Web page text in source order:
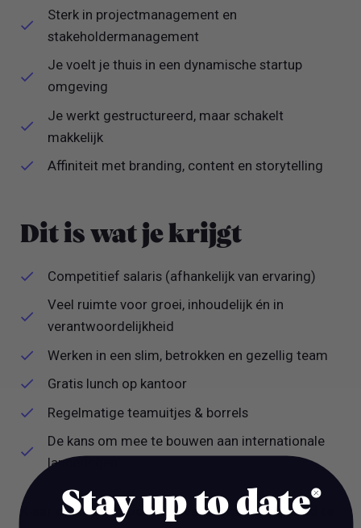
Sterk in projectmanagement en
stakeholdermanagement
Je voelt je thuis in een dynamische startup
omgeving
Je werkt gestructureerd, maar schakelt
makkelijk
Affiniteit met branding, content en storytelling
Dit is wat je krijgt
Competitief salaris (afhankelijk van ervaring)
Veel ruimte voor groei, inhoudelijk én in
verantwoordelijkheid
Werken in een slim, betrokken en gezellig team
Gratis lunch op kantoor
Regelmatige teamuitjes & borrels
De kans om mee te bouwen aan internationale
lanceringen
Klaar om mee te bouwen, verantwoordelijkheid te
Stay up to date